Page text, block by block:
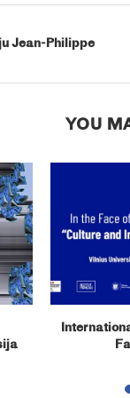
Jean-Philippe
YOU